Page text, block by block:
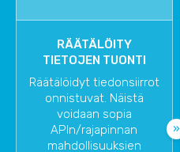
RÄÄTÄLÖITY
TIETOJEN TUONTI
Räätälöidyt tiedonsiirrot
onnistuvat. Näistä
voidaan sopia
APIn/rajapinnan
mahdollisuuksien